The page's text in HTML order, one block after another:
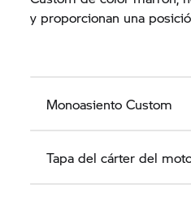
y proporcionan una
Monoasiento Custom
Tapa del cárter del